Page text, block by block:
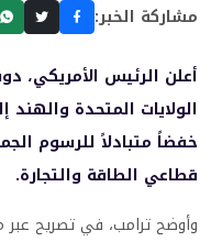
مشاركة الخبر:
أعلن الرئيس الأمريكي،
الولايات المتحدة
خفضاً متبادلاً للرسوم
قطاعي الطاقة والتجارة.
وأوضح ترامب، في تصريح